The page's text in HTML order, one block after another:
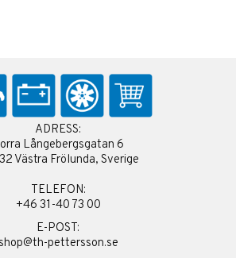
ADRESS:
Långebergsgatan 6
Västra Frölunda, Sverige
TELEFON:
+46 31-40 73 00
E-POST:
shop@th-pettersson.se